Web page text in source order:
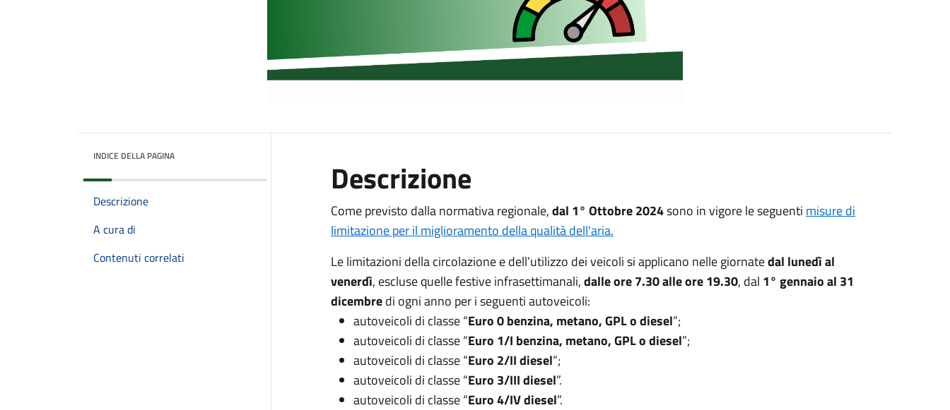
INDICE DELLA PAGINA
Descrizione
A cura di
Contenuti correlati
Descrizione
Come previsto dalla normativa regionale,dal 1° Ottobre 2024sono in vigore le seguenti misure di
limitazione per il miglioramento della qualità dell'aria.
Le limitazioni della circolazione e dell’utilizzo dei veicoli si applicano nelle giornatedal lunedì al
venerdì, escluse quelle festive infrasettimanali,dalle ore 7.30 alle ore 19.30, dal 1° gennaio al 31
dicembredi ogni anno per i seguenti autoveicoli:
autoveicoli di classe “Euro 0 benzina, metano, GPL o diesel”;
autoveicoli di classe “Euro 1/I benzina, metano, GPL o diesel”;
autoveicoli di classe “Euro 2/II diesel”;
autoveicoli di classe “Euro 3/III diesel”.
autoveicoli di classe “Euro 4/IV diesel”.